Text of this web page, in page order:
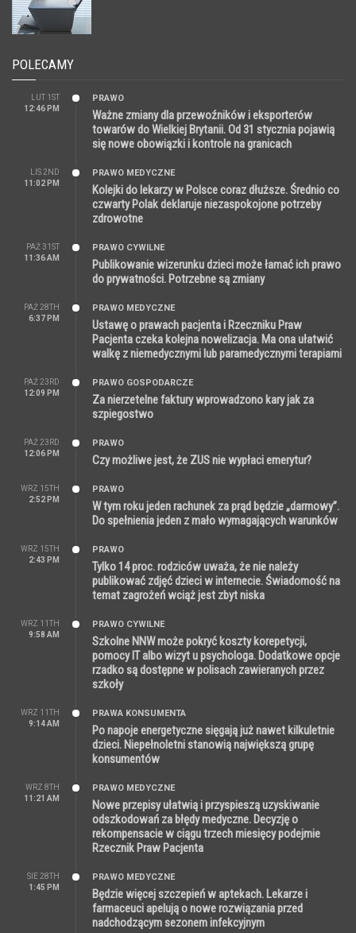
POLECAMY
LUT 1ST
12:46 PM
PRAWO
Ważne zmiany dla przewoźników i eksporterów
towarów do Wielkiej Brytanii. Od 31 stycznia pojawią
się nowe obowiązki i kontrole na granicach
LIS 2ND
11:02 PM
PRAWO MEDYCZNE
Kolejki do lekarzy w Polsce coraz dłuższe. Średnio co
czwarty Polak deklaruje niezaspokojone potrzeby
zdrowotne
PAŹ 31ST
11:36 AM
PRAWO CYWILNE
Publikowanie wizerunku dzieci może łamać ich prawo
do prywatności. Potrzebne są zmiany
PAŹ 28TH
6:37 PM
PRAWO MEDYCZNE
Ustawę o prawach pacjenta i Rzeczniku Praw
Pacjenta czeka kolejna nowelizacja. Ma ona ułatwić
walkę z niemedycznymi lub paramedycznymi terapiami
PAŹ 23RD
12:09 PM
PRAWO GOSPODARCZE
Za nierzetelne faktury wprowadzono kary jak za
szpiegostwo
PAŹ 23RD
12:06 PM
PRAWO
Czy możliwe jest, że ZUS nie wypłaci emerytur?
WRZ 15TH
2:52 PM
PRAWO
W tym roku jeden rachunek za prąd będzie „darmowy”.
Do spełnienia jeden z mało wymagających warunków
WRZ 15TH
2:43 PM
PRAWO
Tylko 14 proc. rodziców uważa, że nie należy
publikować zdjęć dzieci w internecie. Świadomość na
temat zagrożeń wciąż jest zbyt niska
WRZ 11TH
9:58 AM
PRAWO CYWILNE
Szkolne NNW może pokryć koszty korepetycji,
pomocy IT albo wizyt u psychologa. Dodatkowe opcje
rzadko są dostępne w polisach zawieranych przez
szkoły
WRZ 11TH
9:14 AM
PRAWA KONSUMENTA
Po napoje energetyczne sięgają już nawet kilkuletnie
dzieci. Niepełnoletni stanowią największą grupę
konsumentów
WRZ 8TH
11:21 AM
PRAWO MEDYCZNE
Nowe przepisy ułatwią i przyspieszą uzyskiwanie
odszkodowań za błędy medyczne. Decyzję o
rekompensacie w ciągu trzech miesięcy podejmie
Rzecznik Praw Pacjenta
SIE 28TH
1:45 PM
PRAWO MEDYCZNE
Będzie więcej szczepień w aptekach. Lekarze i
farmaceuci apelują o nowe rozwiązania przed
nadchodzącym sezonem infekcyjnym